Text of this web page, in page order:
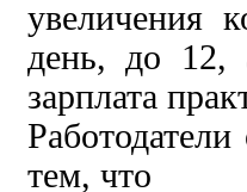
увеличения
день, до 12,
зарплата
тем, что